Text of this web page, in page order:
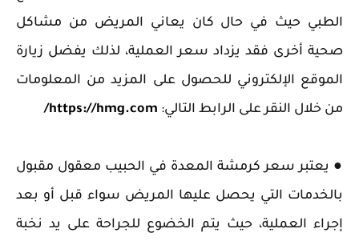
الطبي حيث في حال كان يعاني المريض من مشاكل
صحية أخرى فقد يزداد سعر العملية، لذلك يفضل زيارة
الموقع الإلكتروني للحصول على المزيد من المعلومات
من خلال النقر على الرابط التالي: https://hmg.com/
‏● يعتبر سعر كرمشة المعدة في الحبيب معقول مقبول
بالخدمات التي يحصل عليها المريض سواء قبل أو بعد
إجراء العملية، حيث يتم الخضوع للجراحة على يد نخبة